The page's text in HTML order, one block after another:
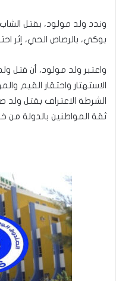
وندد ولد مولود، بقتل
بوكي، بالرصاص الحي،
واعتبر ولد مولود، أن
الاستهتار واحتقار القيم
الشرطة الاعتراف بقتل
ثقة المواطنين بالدولة